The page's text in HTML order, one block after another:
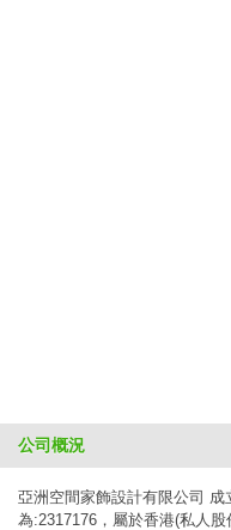
公司概況
亞洲空間家飾設計有限公司
為:2317176，屬於香港(私人